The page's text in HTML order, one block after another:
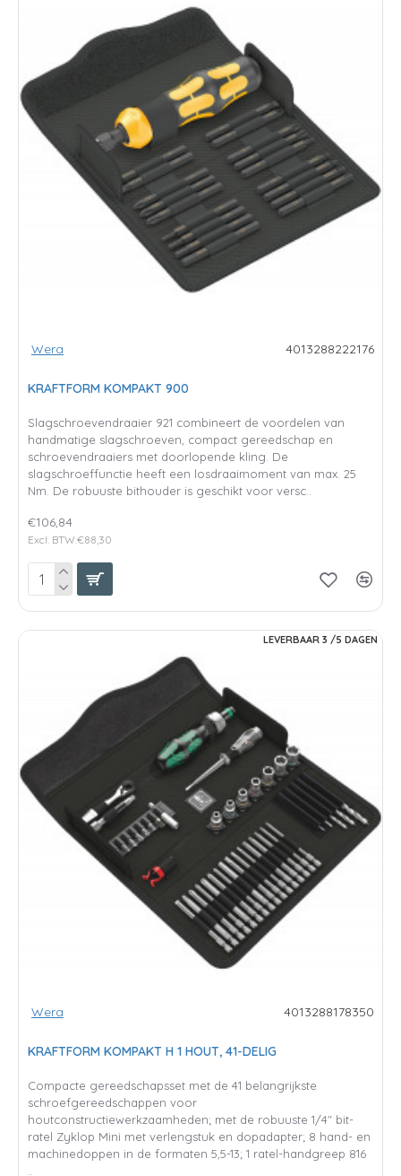
Wera 4013288222176
KRAFTFORM KOMPAKT 900
Slagschroevendraaier 921 combineert de voordelen van
handmatige slagschroeven, compact gereedschap en
schroevendraaiers met doorlopende kling. De
slagschroeffunctie heeft een losdraaimoment van max. 25
Nm. De robuuste bithouder is geschikt voor versc..
€106,84
Excl. BTW:€88,30
LEVERBAAR 3 /5 DAGEN
Wera 4013288178350
KRAFTFORM KOMPAKT H 1 HOUT, 41-DELIG
Compacte gereedschapsset met de 41 belangrijkste
schroefgereedschappen voor
houtconstructiewerkzaamheden; met de robuuste 1/4" bit-
ratel Zyklop Mini met verlengstuk en dopadapter; 8 hand- en
machinedoppen in de formaten 5,5-13; 1 ratel-handgreep 816